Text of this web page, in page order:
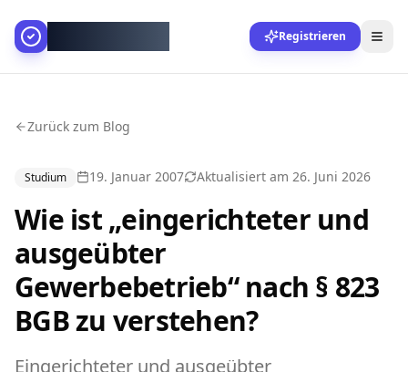
Registrieren
Zurück zum Blog
Studium 19. Januar 2007 Aktualisiert am 26. Juni 2026
Wie ist „eingerichteter und
ausgeübter
Gewerbebetrieb“ nach § 823
BGB zu verstehen?
Eingerichteter und ausgeübter